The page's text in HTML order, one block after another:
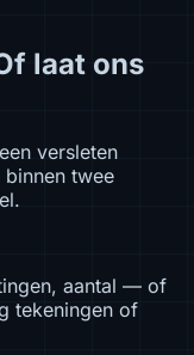
laat ons
versleten
binnen twee
aantal — of
tekeningen of